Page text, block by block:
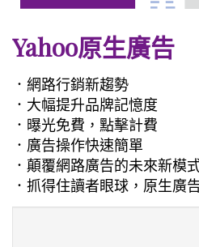
Yahoo原生廣告
．網路行銷新趨勢
．大幅提升品牌記憶度
．曝光免費，點擊計費
．廣告操作快速簡單
．顛覆網路廣告的未來新模
．抓得住讀者眼球，原生廣